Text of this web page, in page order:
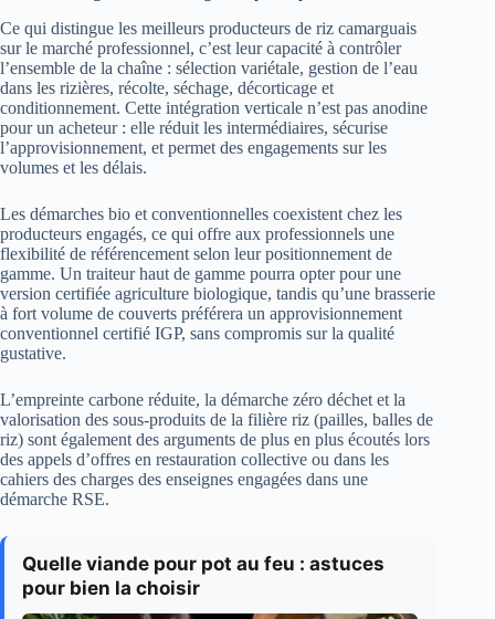
Ce qui distingue les meilleurs producteurs de riz camarguais
sur le marché professionnel, c’est leur capacité à contrôler
l’ensemble de la chaîne : sélection variétale, gestion de l’eau
dans les rizières, récolte, séchage, décorticage et
conditionnement. Cette intégration verticale n’est pas anodine
pour un acheteur : elle réduit les intermédiaires, sécurise
l’approvisionnement, et permet des engagements sur les
volumes et les délais.
Les démarches bio et conventionnelles coexistent chez les
producteurs engagés, ce qui offre aux professionnels une
flexibilité de référencement selon leur positionnement de
gamme. Un traiteur haut de gamme pourra opter pour une
version certifiée agriculture biologique, tandis qu’une brasserie
à fort volume de couverts préférera un approvisionnement
conventionnel certifié IGP, sans compromis sur la qualité
gustative.
L’empreinte carbone réduite, la démarche zéro déchet et la
valorisation des sous-produits de la filière riz (pailles, balles de
riz) sont également des arguments de plus en plus écoutés lors
des appels d’offres en restauration collective ou dans les
cahiers des charges des enseignes engagées dans une
démarche RSE.
Quelle viande pour pot au feu : astuces
pour bien la choisir